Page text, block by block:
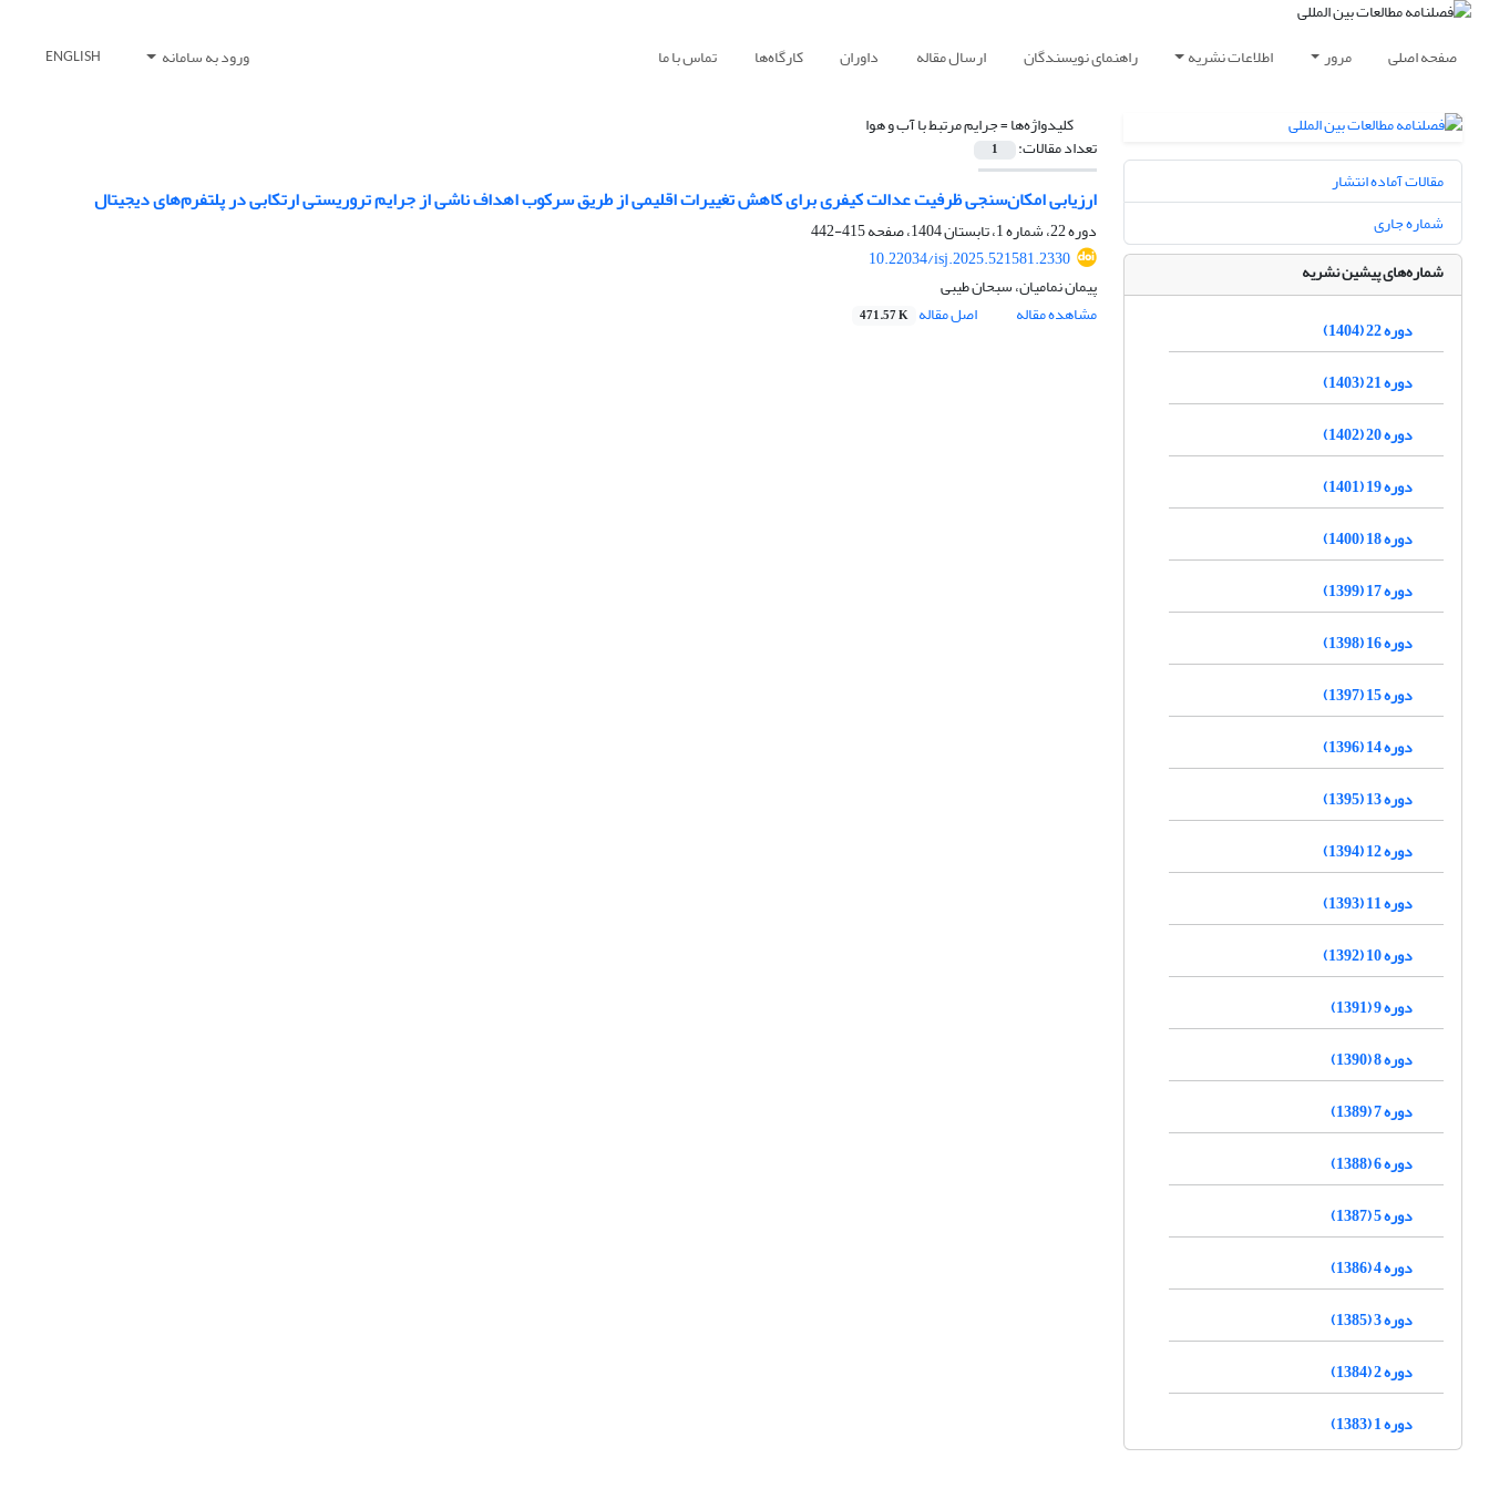
صفحه اصلی مرور اطلاعات نشریه راهنمای نویسندگان ارسال مقاله داوران کارگاه‌ها تماس با ما ورود به سامانه ENGLISH
کلیدواژه‌ها =جرایم مرتبط با آب و هوا
تعداد مقالات: 1
ارزیابی امکان‌سنجی ظرفیت عدالت کیفری برای کاهش تغییرات اقلیمی از طریق سرکوب اهداف ناشی از جرایم تروریستی ارتکابی در پلتفرم‌های دیجیتال
دوره 22، شماره 1، تابستان 1404، صفحه
415-442
10.22034/isj.2025.521581.2330
پیمان نمامیان، سبحان طیبی
مشاهده مقاله
اصل مقاله 471.57 K
مقالات آماده انتشار
شماره جاری
شماره‌های پیشین نشریه
دوره 22 (1404)
دوره 21 (1403)
دوره 20 (1402)
دوره 19 (1401)
دوره 18 (1400)
دوره 17 (1399)
دوره 16 (1398)
دوره 15 (1397)
دوره 14 (1396)
دوره 13 (1395)
دوره 12 (1394)
دوره 11 (1393)
دوره 10 (1392)
دوره 9 (1391)
دوره 8 (1390)
دوره 7 (1389)
دوره 6 (1388)
دوره 5 (1387)
دوره 4 (1386)
دوره 3 (1385)
دوره 2 (1384)
دوره 1 (1383)